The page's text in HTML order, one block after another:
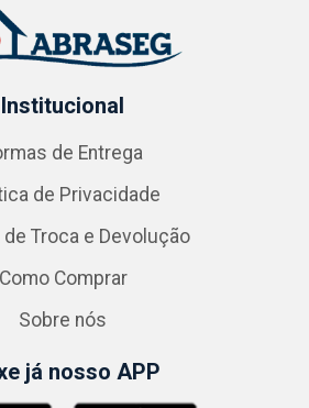
Institucional
de Entrega
de Privacidade
Troca e Devolução
Como Comprar
Sobre nós
já nosso APP